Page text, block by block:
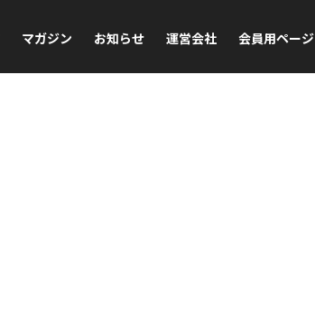
マガジン お知らせ 運営会社 会員用ページ